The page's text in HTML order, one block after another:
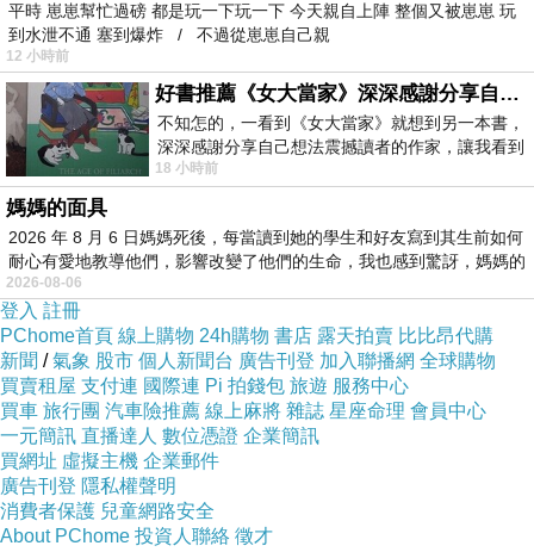
小紅帽
商品網址:
http://shoppingfun.co/redirect.php?
k=b8bcbb69df18f2ceafbb95299abe308c&uid1
=&uid2=&uid3=&uid4=&uid5=
平時 崽崽幫忙過磅 都是玩一下玩一下 今天親自上陣 整個又被崽崽 玩
到水泄不通 塞到爆炸 / 不過從崽崽自己親
12 小時前
好書推薦《女大當家》深深感謝分享自己想法震撼讀者的作家，讓我看到不同樣貌的家庭！
不知怎的，一看到《女大當家》就想到另一本書，
深深感謝分享自己想法震撼讀者的作家，讓我看到
不同樣貌的家庭！ 《女大
18 小時前
媽媽的面具
2026 年 8 月 6 日媽媽死後，每當讀到她的學生和好友寫到其生前如何
耐心有愛地教導他們，影響改變了他們的生命，我也感到驚訝，媽媽的
2026-08-06
登入 註冊
PChome首頁 線上購物 24h購物 書店 露天拍賣 比比昂代購
新聞 /氣象 股市 個人新聞台 廣告刊登 加入聯播網 全球購物
買賣租屋 支付連 國際連 Pi 拍錢包 旅遊 服務中心
買車 旅行團 汽車險推薦 線上麻將 雜誌 星座命理 會員中心
一元簡訊 直播達人 數位憑證 企業簡訊
買網址 虛擬主機 企業郵件
廣告刊登 隱私權聲明
消費者保護 兒童網路安全
About PChome 投資人聯絡 徵才